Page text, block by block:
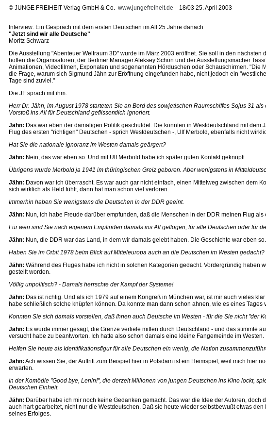
© JUNGE FREIHEIT Verlag GmbH & Co. www.jungefreiheit.de 18/03 25. April 2003
Interview: Ein Gespräch mit dem ersten Deutschen im All 25 Jahre danach
"Jetzt sind wir alle Deutsche"
Moritz Schwarz
Die Ausstellung "Abenteuer Weltraum 3D" wurde im März 2003 eröffnet. Sie soll in den
hoffen die Organisatoren, der Berliner Manager Aleksey Schön und der Ausstellungsmacher
Animationen, Videofilmen, Exponaten und sogenannten Hörduschen oder Schauschirmen. "Die
die Frage, warum sich Sigmund Jähn zur Eröffnung eingefunden habe, nicht jedoch ein
Tage sind zuviel."
Die JF sprach mit ihm:
Herr Dr. Jähn, im August 1978 starteten Sie an Bord des sowjetischen Raumschiffes Sojus 31
Vorstoß ins All für Deutschland geflissentlich ignoriert.
Jähn: Das war eben der damaligen Politik geschuldet. Die konnten in Westdeutschland mit
Flug des ersten "richtigen" Deutschen - sprich Westdeutschen -, Ulf Merbold, ebenfalls nicht
Hat Sie die nationale Ignoranz im Westen damals geärgert?
Jähn: Nein, das war eben so. Und mit Ulf Merbold habe ich später guten Kontakt geknüpft.
Übrigens wurde Merbold ja 1941 im thüringischen Greiz geboren. Aber wenigstens in
Jähn: Davon war ich überrascht. Es war auch gar nicht einfach, einen Mittelweg zwischen dem
sich wirklich als Held fühlt, dann hat man schon viel verloren.
Immerhin haben Sie wenigstens die Deutschen in der DDR geeint.
Jähn: Nun, ich habe Freude darüber empfunden, daß die Menschen in der DDR meinen Flug
Für wen sind Sie nach eigenem Empfinden damals ins All geflogen, für alle Deutschen oder für
Jähn: Nun, die DDR war das Land, in dem wir damals gelebt haben. Die Geschichte war eben
Haben Sie im Orbit 1978 beim Blick auf Mitteleuropa auch an die Deutschen im Westen gedacht?
Jähn: Während des Fluges habe ich nicht in solchen Kategorien gedacht. Vordergründig
gestellt worden.
Völlig unpolitisch? - Damals herrschte der Kampf der Systeme!
Jähn: Das ist richtig. Und als ich 1979 auf einem Kongreß in München war, ist mir auch vieles
habe schließlich solche knüpfen können. Da konnte man dann schon ahnen, wie es eines
Konnten Sie sich damals vorstellen, daß Ihnen auch Deutsche im Westen - für die Sie nicht "der
Jähn: Es wurde immer gesagt, die Grenze verliefe mitten durch Deutschland - und das stimmte
versucht habe zu beantworten. Ich hatte also schon damals eine kleine Fangemeinde im
Helfen Sie heute als Identifikationsfigur für alle Deutschen ein wenig, die Nation
Jähn: Ach wissen Sie, der Auftritt zum Beispiel hier in Potsdam ist ein Heimspiel, weil mich hier
erwarten.
In der Komödie "Good bye, Lenin!", die derzeit Millionen von jungen Deutschen ins Kino lockt,
Deutschen Einheit.
Jähn: Darüber habe ich mir noch keine Gedanken gemacht. Das war die Idee der Autoren,
auch hart gearbeitet, nicht nur die Westdeutschen. Daß sie heute wieder selbstbewußt etwas
seines Erfolges.